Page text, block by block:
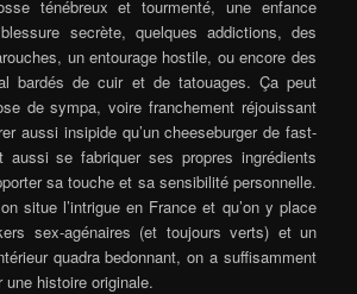
ténébreux et tourmenté, une enfance
secrète, quelques addictions, des
un entourage hostile, ou encore des
bardés de cuir et de tatouages. Ça peut
de sympa, voire franchement réjouissant
aussi insipide qu’un cheeseburger de fast-
se fabriquer ses propres ingrédients
sa touche et sa sensibilité personnelle.
situe l’intrigue en France et qu’on y place
sex-agénaires (et toujours verts) et un
quadra bedonnant, on a suffisamment
histoire originale.